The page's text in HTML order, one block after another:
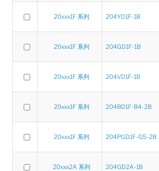
20xxx1F 系列 204YD1F-1B
20xxx1F 系列 204GD1F-1B
20xxx1F 系列 204VD1F-1B
20xxx1F 系列 204BD1F-B4-2B
20xxx1F 系列 204PGD1F-G5-2B
20xxx2A 系列 204GD2A-1B